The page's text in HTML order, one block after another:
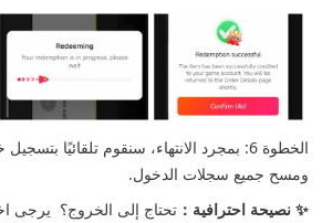
الخطوة 6: بمجرد الانتهاء، سنقوم تلقائيًا
ومسح جميع سجلات الدخول.
✨ نصيحة احترافية： تحتاج إلى الخروج؟ يرجى